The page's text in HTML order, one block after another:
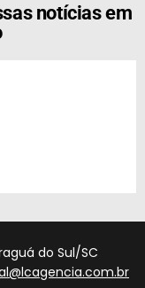
notícias em
do Sul/SC